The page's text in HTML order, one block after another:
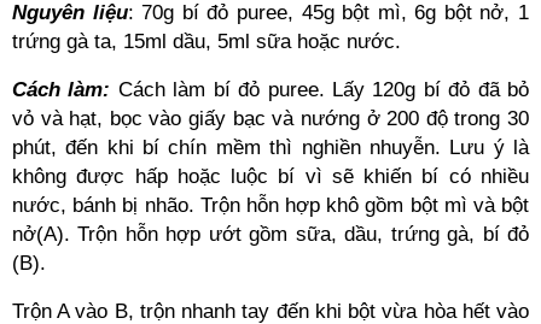
Nguyên liệu: 70g bí đỏ puree, 45g bột mì, 6g bột nở, 1
trứng gà ta, 15ml dầu, 5ml sữa hoặc nước.
Cách làm: Cách làm bí đỏ puree. Lấy 120g bí đỏ đã bỏ
vỏ và hạt, bọc vào giấy bạc và nướng ở 200 độ trong 30
phút, đến khi bí chín mềm thì nghiền nhuyễn. Lưu ý là
không được hấp hoặc luộc bí vì sẽ khiến bí có nhiều
nước, bánh bị nhão. Trộn hỗn hợp khô gồm bột mì và bột
nở(A). Trộn hỗn hợp ướt gồm sữa, dầu, trứng gà, bí đỏ
(B).
Trộn A vào B, trộn nhanh tay đến khi bột vừa hòa hết vào